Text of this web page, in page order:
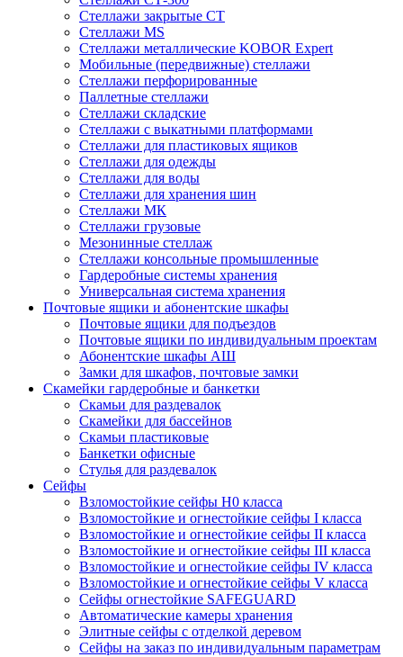
Стеллажи закрытые СТ
Стеллажи MS
Стеллажи металлические KOBOR Expert
Мобильные (передвижные) стеллажи
Стеллажи перфорированные
Паллетные стеллажи
Стеллажи складские
Стеллажи с выкатными платформами
Стеллажи для пластиковых ящиков
Стеллажи для одежды
Стеллажи для воды
Стеллажи для хранения шин
Стеллажи МК
Стеллажи грузовые
Мезонинные стеллаж
Стеллажи консольные промышленные
Гардеробные системы хранения
Универсальная система хранения
Почтовые ящики и абонентские шкафы
Почтовые ящики для подъездов
Почтовые ящики по индивидуальным проектам
Абонентские шкафы АШ
Замки для шкафов, почтовые замки
Скамейки гардеробные и банкетки
Скамьи для раздевалок
Скамейки для бассейнов
Скамьи пластиковые
Банкетки офисные
Стулья для раздевалок
Сейфы
Взломостойкие сейфы H0 класса
Взломостойкие и огнестойкие сейфы I класса
Взломостойкие и огнестойкие сейфы II класса
Взломостойкие и огнестойкие сейфы III класса
Взломостойкие и огнестойкие сейфы IV класса
Взломостойкие и огнестойкие сейфы V класса
Сейфы огнестойкие SAFEGUARD
Автоматические камеры хранения
Элитные сейфы с отделкой деревом
Сейфы на заказ по индивидуальным параметрам